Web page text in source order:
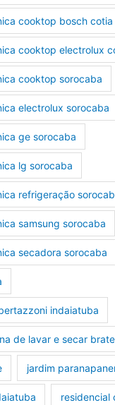
cooktop bosch cotia
cooktop electrolux
cooktop sorocaba
electrolux sorocaba
ge sorocaba
lg sorocaba
refrigeração
samsung sorocaba
secadora sorocaba
indaiatuba
de lavar e secar
jardim
residencial